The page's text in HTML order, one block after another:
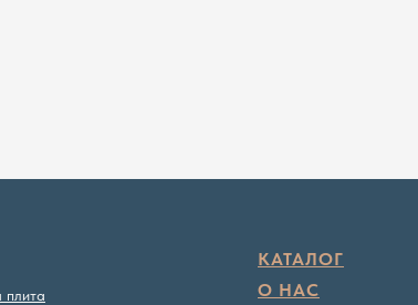
плита
КАТАЛОГ
О НАС